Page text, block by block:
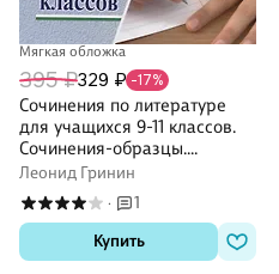
Мягкая обложка
395 ₽329 ₽ -17%
Сочинения по литературе
для учащихся 9-11 классов.
Сочинения-образцы.
Материалы для подготовки к
сочинению на ЕГЭ.
Самоучитель по написанию
сочинений
Леонид Гринин
·
1
Купить